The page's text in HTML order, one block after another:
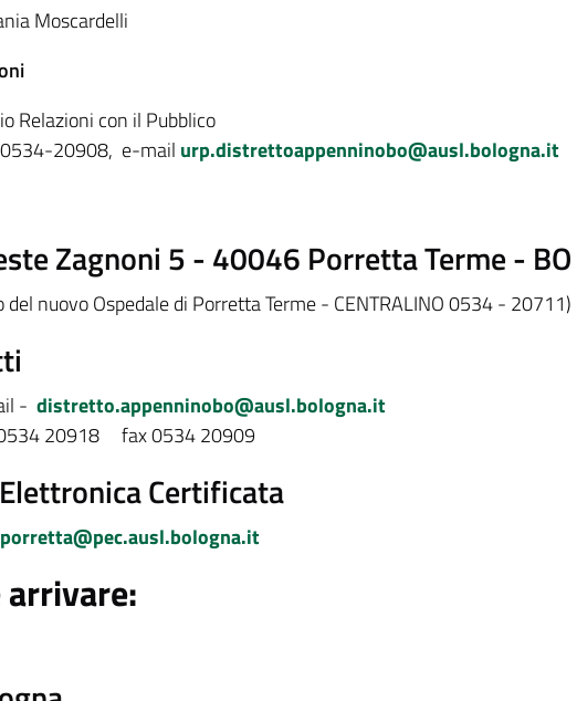
Moscardelli
Relazioni con il Pubblico
20908, e-mail urp.distrettoappenninobo@ausl.bologna.it
Zagnoni 5 - 40046 Porretta Terme - BO
nuovo Ospedale di Porretta Terme - CENTRALINO 0534 - 20711)
- distretto.appenninobo@ausl.bologna.it
20918 fax 0534 20909
Certificata
arrivare: